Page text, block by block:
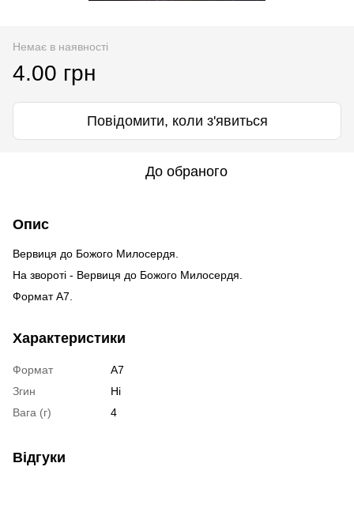
Немає в наявності
4.00 грн
Повідомити, коли з'явиться
До обраного
Опис
Вервиця до Божого Милосердя.
На звороті - Вервиця до Божого Милосердя.
Формат А7.
Характеристики
Формат
А7
Згин
Ні
Вага (г)
4
Відгуки